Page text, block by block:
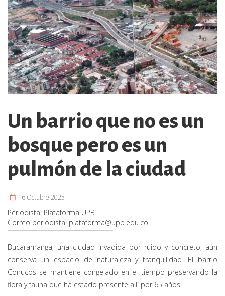
Un barrio que no es un
bosque pero es un
pulmón de la ciudad
16 Octubre 2025
Periodista: Plataforma UPB
Correo periodista: plataforma@upb.edu.co
Bucaramanga, una ciudad invadida por ruido y concreto, aún
conserva un espacio de naturaleza y tranquilidad. El barrio
Conucos se mantiene congelado en el tiempo preservando la
flora y fauna que ha estado presente allí por 65 años.